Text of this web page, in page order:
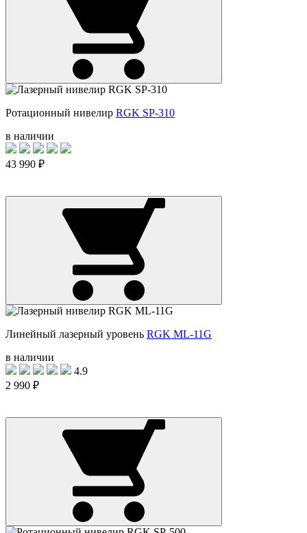
Ротационный нивелир RGK SP-310
в наличии
43 990 ₽
Линейный лазерный уровень RGK ML-11G
в наличии
4.9
2 990 ₽